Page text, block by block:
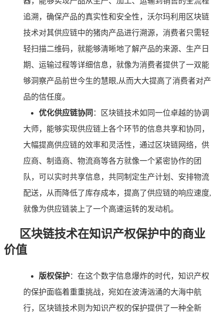
追溯，确保产品的真实性和安全性，沃尔玛利用区块链
技术对其供应链中的猪肉产品进行溯源，消费者只需轻
轻扫描二维码，就能够清晰地了解产品的来源、生产日
期、运输过程等详细信息，就像为消费者提供了一双能
够洞察产品前世今生的慧眼,从而大大提高了消费者对产
品的信任度。
优化供应链协同 ：区块链技术如同一位卓越的协调
大师，能够实现供应链上各个环节的信息共享和协同，
大幅提高供应链的效率和灵活性，通过区块链网络，供
应商、制造商、物流商等各方就像一个紧密协作的团
队，可以实时共享信息，共同制定生产计划、安排物流
配送，从而降低了库存成本，提高了供应链的响应速度,
就像为供应链装上了一个高速运转的发动机。
区块链技术在知识产权保护中的商业
价值
版权保护：在这个数字信息爆炸的时代，知识产权
的保护面临着重重挑战，宛如在波涛汹涌的大海中航
行，区块链技术则为知识产权的保护提供了一种全新